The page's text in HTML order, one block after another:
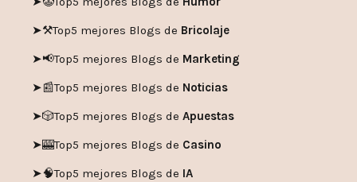
➤⚒️Top5 mejores Blogs de Bricolaje
➤📢Top5 mejores Blogs de Marketing
➤📰Top5 mejores Blogs de Noticias
➤🎲Top5 mejores Blogs de Apuestas
➤🎰Top5 mejores Blogs de Casino
➤🧠Top5 mejores Blogs de IA